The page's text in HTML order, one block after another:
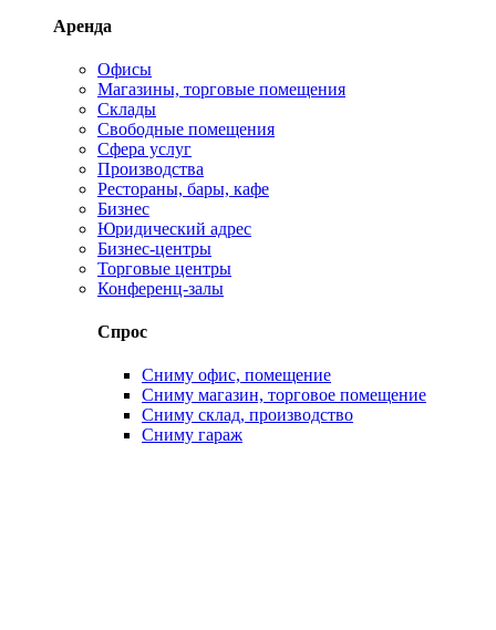
Аренда
Офисы
Магазины, торговые помещения
Склады
Свободные помещения
Сфера услуг
Производства
Рестораны, бары, кафе
Бизнес
Юридический адрес
Бизнес-центры
Торговые центры
Конференц-залы
Спрос
Сниму офис, помещение
Сниму магазин, торговое помещение
Сниму склад, производство
Сниму гараж